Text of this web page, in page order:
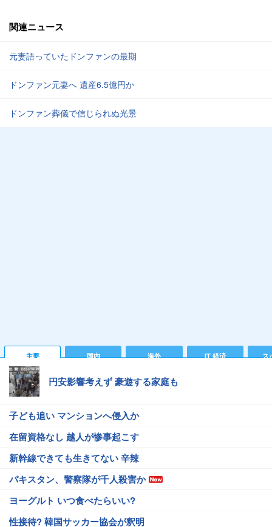
関連ニュース
元妻語っていたドンファンの最期
ドンファン元妻へ 遺産6.5億円か
ドンファン葬儀で信じられぬ光景
主要 国内 海外 IT 経済 ス
円安影響考えず 豪遊する家庭も
子ども追い マンションへ侵入か
在留資格なし 越人が惨事起こす
新幹線できても生きてない 辛辣
パキスタン、警察隊が千人殺害か
ヨーグルト いつ食べたらいい?
性接待? 韓国サッカー協会が釈明